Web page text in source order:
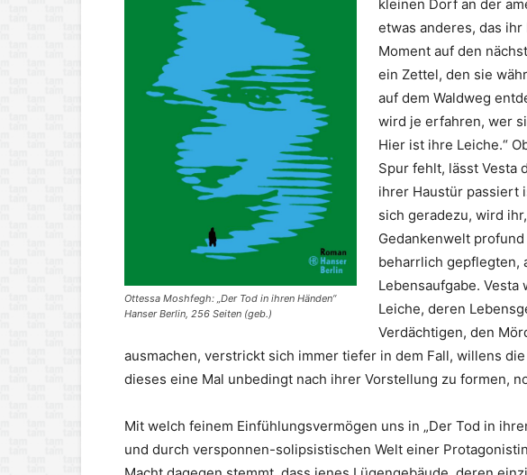
Ottessa Moshfegh: „Der Tod in ihren Händen“
Hanser Berlin, 256 Seiten (geb.)
kleinen Dorf an der
etwas anderes, das
Moment auf den
ein Zettel, den sie
auf dem Waldweg
wird je erfahren, wer
Hier ist ihre Leiche.“
Spur fehlt, lässt Vesta
ihrer Haustür passiert
sich geradezu, wird
Gedankenwelt
beharrlich gepflegten,
Lebensaufgabe.
Leiche, deren
Verdächtigen, den
ausmachen, verstrickt sich immer tiefer in dem Fall, willens
dieses eine Mal unbedingt nach ihrer Vorstellung zu formen,
Mit welch feinem Einfühlungsvermögen uns in „Der Tod in
und durch versponnen-solipsistischen Welt einer